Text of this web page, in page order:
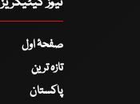
صفحۂ اول
تازہ ترین
پاکستان